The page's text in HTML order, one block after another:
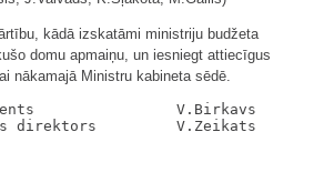
kādā izskatāmi ministriju budžeta
domu apmaiņu, un iesniegt attiecīgus
nākamajā Ministru kabineta sēdē.
V.Birkavs